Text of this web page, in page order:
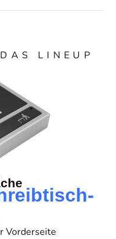
LINEUP
Vorderseite